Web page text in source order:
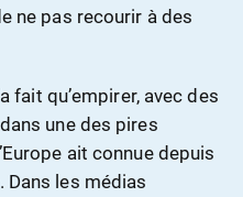
ne pas recourir à des
fait qu’empirer, avec des
une des pires
ait connue depuis
Dans les médias